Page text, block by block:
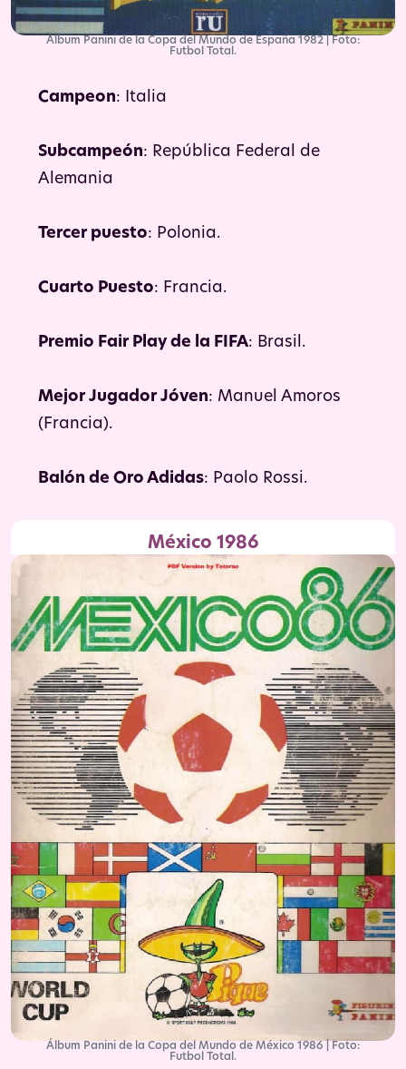
Álbum Panini de la Copa del Mundo de España 1982 | Foto:
Futbol Total.
Campeon: Italia
Subcampeón: República Federal de
Alemania
Tercer puesto: Polonia.
Cuarto Puesto: Francia.
Premio Fair Play de la FIFA: Brasil.
Mejor Jugador Jóven: Manuel Amoros
(Francia).
Balón de Oro Adidas: Paolo Rossi.
México 1986
Álbum Panini de la Copa del Mundo de México 1986 | Foto:
Futbol Total.